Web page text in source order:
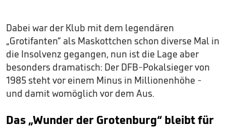
Dabei war der Klub mit dem legendären
„Grotifanten“ als Maskottchen schon diverse Mal in
die Insolvenz gegangen, nun ist die Lage aber
besonders dramatisch: Der DFB-Pokalsieger von
1985 steht vor einem Minus in Millionenhöhe -
und damit womöglich vor dem Aus.
Das „Wunder der Grotenburg“ bleibt für